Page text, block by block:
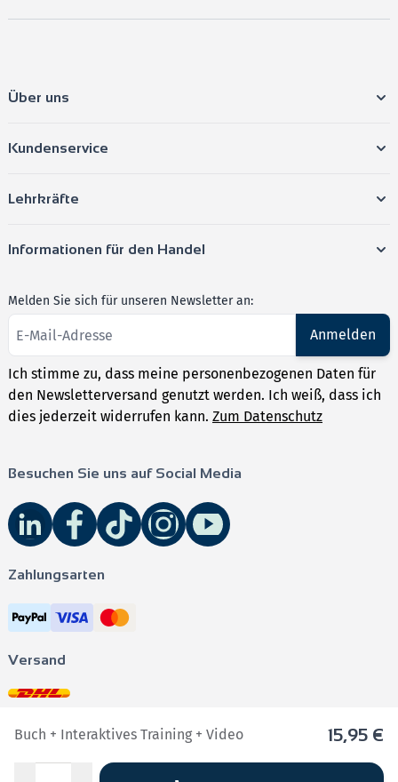
Buch + Interaktives Training + Video 15,95 €
Über uns
Kundenservice
Lehrkräfte
Informationen für den Handel
Melden Sie sich für unseren Newsletter an:
Anmelden
Ich stimme zu, dass meine personenbezogenen Daten für
den Newsletterversand genutzt werden. Ich weiß, dass ich
dies jederzeit widerrufen kann. Zum Datenschutz
Besuchen Sie uns auf Social Media
Zahlungsarten
Versand
Impressum •Datenschutz•Barrierefreiheit
Cookie Präferenzen